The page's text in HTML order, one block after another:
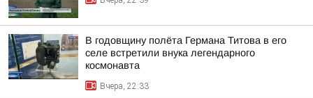
В годовщину полёта Германа Титова в его
селе встретили внука легендарного
космонавта
Вчера, 22:33